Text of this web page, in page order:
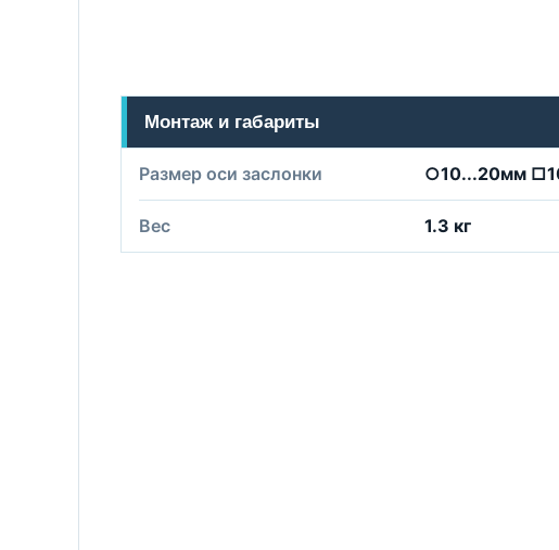
Монтаж и габариты
Размер оси заслонки ○10...20мм
Вес 1.3 кг